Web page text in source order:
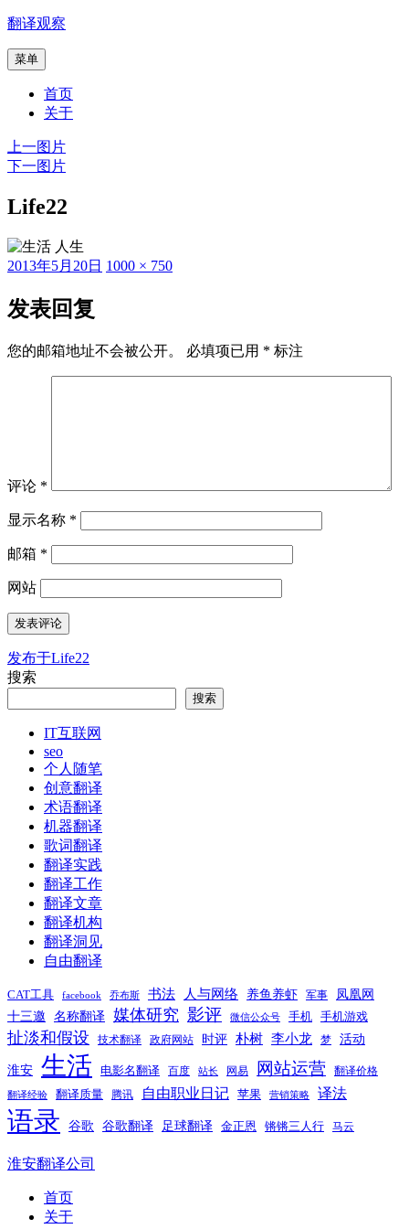
跳
内
翻译观察
菜单
首页
关于
上一图片
下一图片
Life22
发
于
2013年5月20日 原
1000 × 750
发表回复
您的邮箱地址不会被公开。 必填项已用 * 标注
评论 *
显示名称 *
邮箱 *
网站
文
章
发布于Life22
搜索
搜索
IT互联网
seo
个人随笔
创意翻译
术语翻译
机器翻译
歌词翻译
翻译实践
翻译工作
翻译文章
翻译机构
翻译洞见
自由翻译
CAT工具 facebook 乔布斯 书法 人与网络 养鱼养虾 军事
凤凰网
十三邀
名称翻译 媒体研究 影评 微信公众号 手机 手机游戏
扯淡和假设 技术翻译 政府网站 时评 朴树 李小龙 梦 活动
淮安 生活 电影名翻译 百度 站长 网易 网站运营 翻译价格
翻译经验 翻译质量 腾讯 自由职业日记 苹果 营销策略 译法
语录 谷歌 谷歌翻译 足球翻译 金正恩 锵锵三人行 马云
淮安翻译公司
首页
关于